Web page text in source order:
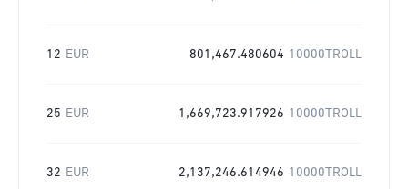
12 EUR 801,467.480604 10000TROLL
25 EUR 1,669,723.917926 10000TROLL
32 EUR 2,137,246.614946 10000TROLL